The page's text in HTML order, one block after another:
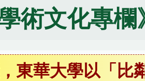
術文化專欄
東華大學以「比